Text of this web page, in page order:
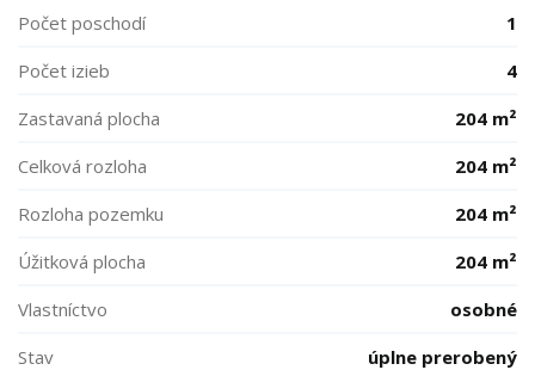
Počet poschodí
1
Počet izieb
4
Zastavaná plocha
204 m²
Celková rozloha
204 m²
Rozloha pozemku
204 m²
Úžitková plocha
204 m²
Vlastníctvo
osobné
Stav
úplne prerobený